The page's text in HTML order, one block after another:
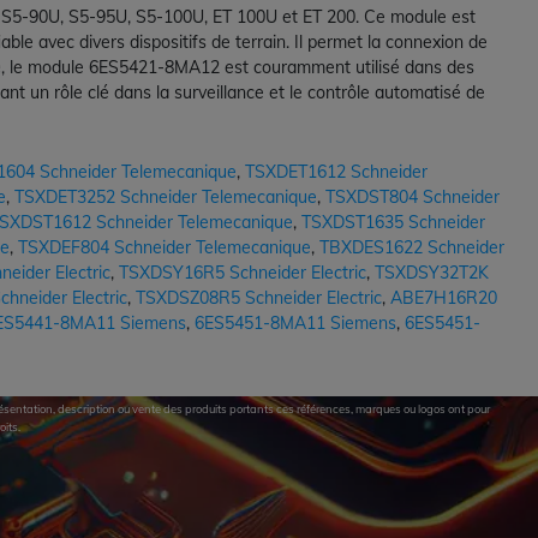
90U, S5-95U, S5-100U, ET 100U et ET 200. Ce module est
avec divers dispositifs de terrain. Il permet la connexion de
module 6ES5421-8MA12 est couramment utilisé dans des
un rôle clé dans la surveillance et le contrôle automatisé de
Schneider Telemecanique, TSXDET1612 Schneider
, TSXDET3252 Schneider Telemecanique, TSXDST804 Schneider
Schneider Telemecanique, TSXDST1635 Schneider
, TSXDEF804 Schneider Telemecanique, TBXDES1622 Schneider
Electric, TSXDSY16R5 Schneider Electric, TSXDSY32T2K
Electric, TSXDSZ08R5 Schneider Electric, ABE7H16R20
8MA11 Siemens, 6ES5451-8MA11 Siemens, 6ES5451-
description ou vente des produits portants ces références, marques ou logos ont pour